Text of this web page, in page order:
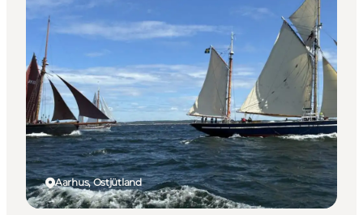
Aarhus, Ostjütland